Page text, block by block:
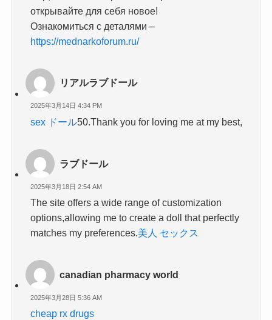
открывайте для себя новое!
Ознакомиться с деталями –
https://mednarkoforum.ru/
リアルラブドール
2025年3月14日 4:34 PM
sex ドール50.Thank you for loving me at my best,
ラブドール
2025年3月18日 2:54 AM
The site offers a wide range of customization
options,allowing me to create a doll that perfectly
matches my preferences.美人 セックス
canadian pharmacy world
2025年3月28日 5:36 AM
cheap rx drugs